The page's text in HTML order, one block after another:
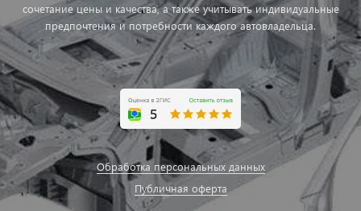
сочетание цены и качества, а также учитывать индивидуальные
предпочтения и потребности каждого автовладельца.
Обработка персональных данных
Публичная оферта